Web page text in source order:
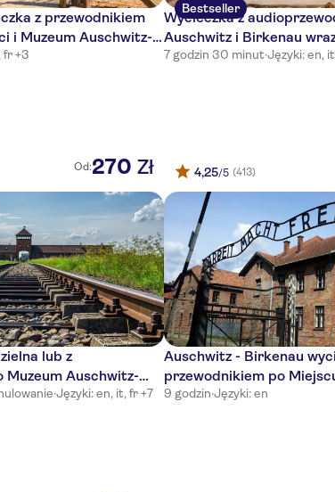
z przewodnikiem
i Muzeum Auschwitz-
fr +3
Od:270 Zł
Bestseller
Wycieczka z
Auschwitz i Birkenau
Krakowa
7 godzin 30 minut·Języki: en,
4,25/5 (413)
lub z
Muzeum Auschwitz-
·Języki: en, it, fr +7
Auschwitz - Birkenau
przewodnikiem po
Krakowa
9 godzin·Języki: en